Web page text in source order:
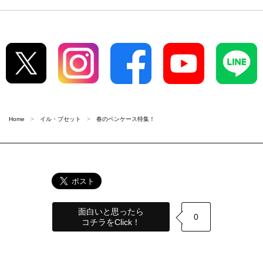
Home イル・ブセット 春のペンケース特集！
面白いと思ったら
コチラをClick！
0